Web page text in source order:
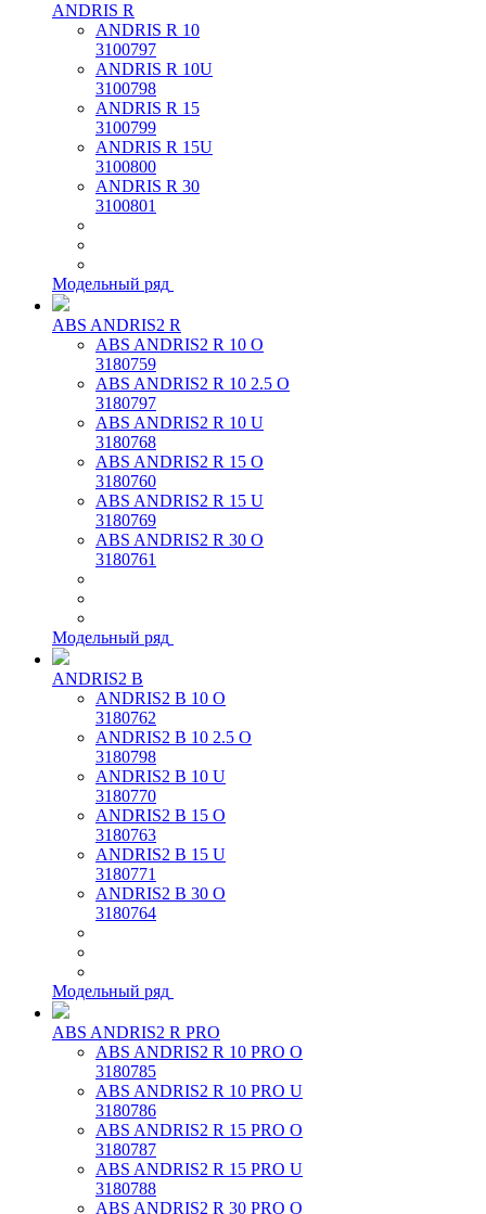
ANDRIS R
ANDRIS R 10
3100797
ANDRIS R 10U
3100798
ANDRIS R 15
3100799
ANDRIS R 15U
3100800
ANDRIS R 30
3100801
Модельный ряд
ABS ANDRIS2 R
ABS ANDRIS2 R 10 O
3180759
ABS ANDRIS2 R 10 2.5 O
3180797
ABS ANDRIS2 R 10 U
3180768
ABS ANDRIS2 R 15 O
3180760
ABS ANDRIS2 R 15 U
3180769
ABS ANDRIS2 R 30 O
3180761
Модельный ряд
ANDRIS2 B
ANDRIS2 B 10 O
3180762
ANDRIS2 B 10 2.5 O
3180798
ANDRIS2 B 10 U
3180770
ANDRIS2 B 15 O
3180763
ANDRIS2 B 15 U
3180771
ANDRIS2 B 30 O
3180764
Модельный ряд
ABS ANDRIS2 R PRO
ABS ANDRIS2 R 10 PRO O
3180785
ABS ANDRIS2 R 10 PRO U
3180786
ABS ANDRIS2 R 15 PRO O
3180787
ABS ANDRIS2 R 15 PRO U
3180788
ABS ANDRIS2 R 30 PRO O